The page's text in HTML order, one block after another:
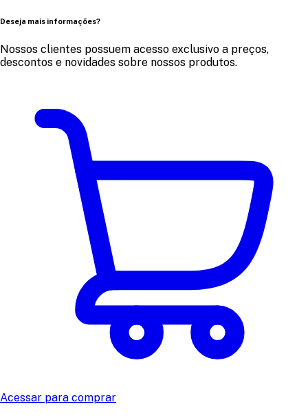
Deseja mais informações?
Nossos clientes possuem acesso exclusivo a preços,
descontos e novidades sobre nossos produtos.
Acessar para comprar